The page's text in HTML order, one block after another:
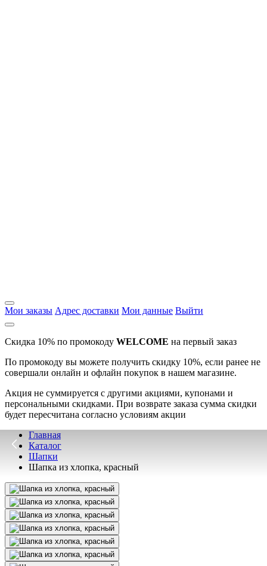
Мои заказы Адрес доставки Мои данные Выйти
Скидка 10% по промокоду WELCOME на первый заказ
По промокоду вы можете получить скидку 10%, если ранее не
совершали онлайн и офлайн покупок в нашем магазине.
Акция не суммируется с другими акциями, купонами и
персональными скидками. При возврате заказа сумма скидки
будет пересчитана согласно условиям акции
Главная
Каталог
Шапки
Шапка из хлопка, красный